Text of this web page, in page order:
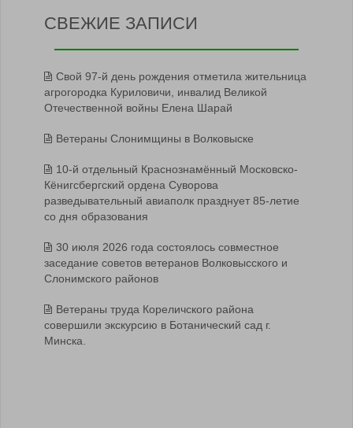
СВЕЖИЕ ЗАПИСИ
Свой 97-й день рождения отметила жительница
агрогородка Куриловичи, инвалид Великой
Отечественной войны Елена Шарай
Ветераны Слонимщины в Волковыске
10-й отдельный Краснознамённый Московско-
Кёнигсбергский ордена Суворова
разведывательный авиаполк празднует 85-летие
со дня образования
30 июля 2026 года состоялось совместное
заседание советов ветеранов Волковысского и
Слонимского районов
Ветераны труда Кореличского района
совершили экскурсию в Ботанический сад г.
Минска.